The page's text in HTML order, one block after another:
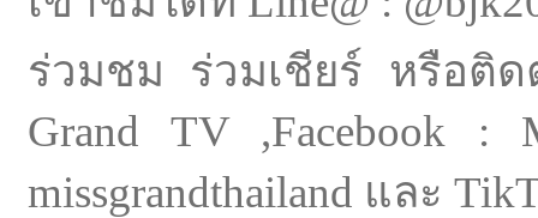
ร่วมชม ร่วมเชียร์ หรือติด
Grand TV ,Facebook :
missgrandthailand และ